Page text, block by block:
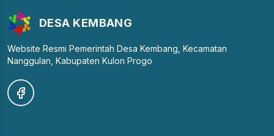
DESA KEMBANG
Website Resmi Pemerintah Desa Kembang, Kecamatan
Nanggulan, Kabupaten Kulon Progo